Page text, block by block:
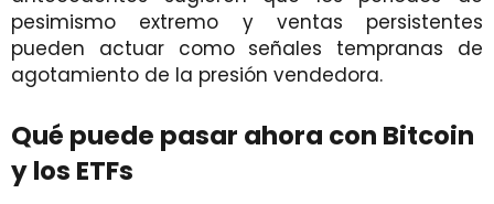
pesimismo extremo y ventas persistentes
pueden actuar como señales tempranas de
agotamiento de la presión vendedora.
Qué puede pasar ahora con Bitcoin
y los ETFs